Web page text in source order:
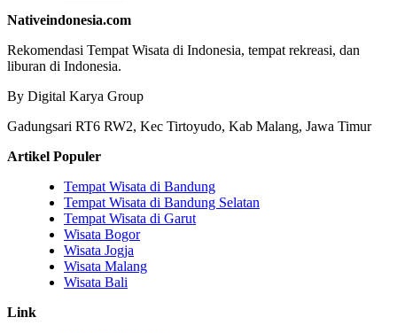
Nativeindonesia.com
Rekomendasi Tempat Wisata di Indonesia, tempat rekreasi, dan
liburan di Indonesia.
By Digital Karya Group
Gadungsari RT6 RW2, Kec Tirtoyudo, Kab Malang, Jawa Timur
Artikel Populer
Tempat Wisata di Bandung
Tempat Wisata di Bandung Selatan
Tempat Wisata di Garut
Wisata Bogor
Wisata Jogja
Wisata Malang
Wisata Bali
Link